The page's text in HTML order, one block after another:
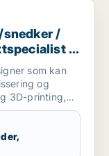
/ kreativ
snedker /
/
som kan
og
3D-printing,
vant til å
og
trives best når